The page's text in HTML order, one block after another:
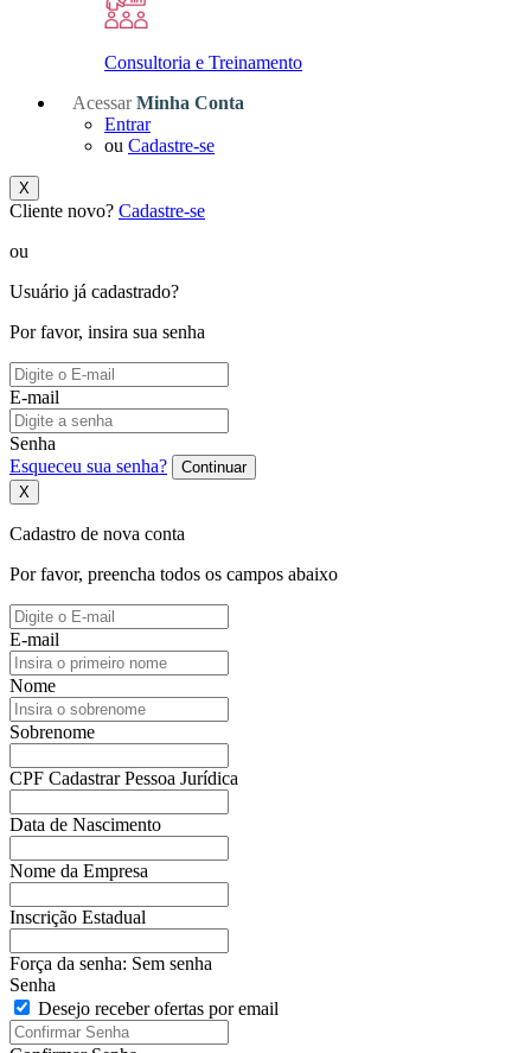
Consultoria e Treinamento
Acessar Minha Conta
Entrar
ou Cadastre-se
X
Cliente novo? Cadastre-se
ou
Usuário já cadastrado?
Por favor, insira sua senha
E-mail
Senha
Esqueceu sua senha?
Continuar
X
Cadastro de nova conta
Por favor, preencha todos os campos abaixo
E-mail
Nome
Sobrenome
CPF Cadastrar Pessoa Jurídica
Data de Nascimento
Nome da Empresa
Inscrição Estadual
Força da senha: Sem senha
Senha
Desejo receber ofertas por email